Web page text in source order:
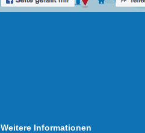
Weitere Informationen